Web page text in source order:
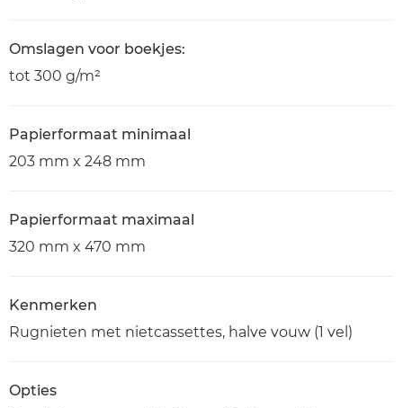
Omslagen voor boekjes:
tot 300 g/m²
Papierformaat minimaal
203 mm x 248 mm
Papierformaat maximaal
320 mm x 470 mm
Kenmerken
Rugnieten met nietcassettes, halve vouw (1 vel)
Opties